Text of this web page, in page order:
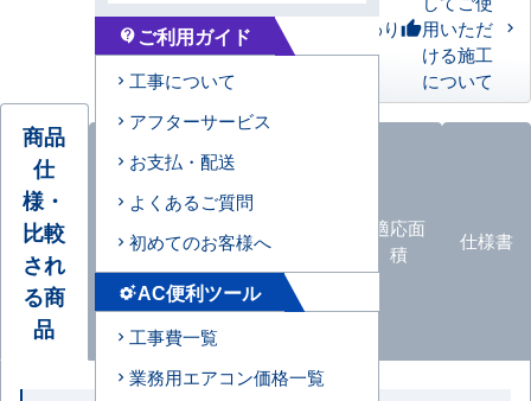
私たちのこだわりthumb_up用いただ
ける施工
について
商品
仕
様・
比較
され
る商
品
オプ
ション
品
一覧
エアコ
ン形状
適応面
積
仕様書
contact_support ご利用ガイド
工事について
アフターサービス
お支払・配送
よくあるご質問
初めてのお客様へ
settings_suggestAC便利ツール
工事費一覧
業務用エアコン価格一覧